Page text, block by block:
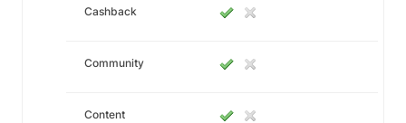
Cashback
Community
Content